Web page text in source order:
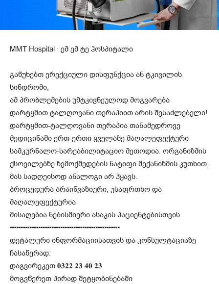
MMT Hospital · ემ ემ ტე ჰოსპიტალი
გაწუხებთ ერექციული დისფუნქცია ან ტკივილის
სინდრომი,
ამ პრობლემების უმტკივნეულოდ მოგვარება
დარტყმით ტალღოვანი თერაპიით არის შესაძლებელი!
დარტყმით-ტალღოვანი თერაპია თანამედროვე
მედიცინაში ერთ-ერთი ყველაზე მაღალეფექტური
სამკურნალო-სარეაბილიტაციო მეთოდია. ორგანიზმის
ქსოვილებზე ზემოქმედების ნატიფი მექანიზმის კუთხით,
მას სადღეისოდ ანალოგი არ ჰყავს.
პროცედურა არაინვაზიური, უსაფრთხო და
მაღალეფექტურია
მისაღებია ნებისმიერი ასაკის პაციენტებისთვის
╍╍╍╍╍╍╍╍╍╍╍╍╍╍╍╍╍╍╍╍╍╍╍╍╍
დეტალური ინფორმაციისათვის და კონსულტაციაზე
ჩასაწერად:
დაგვირეკეთ 𝟎𝟑𝟐𝟐 𝟐𝟑 𝟒𝟎 𝟐𝟑
მოგვწერეთ პირად შეტყობინებაში